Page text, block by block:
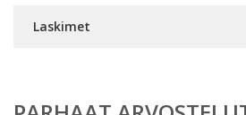
Laskimet